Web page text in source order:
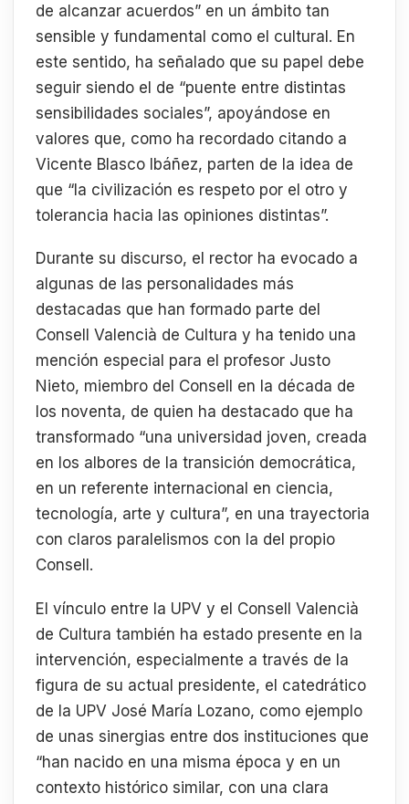
de alcanzar acuerdos” en un ámbito tan
sensible y fundamental como el cultural. En
este sentido, ha señalado que su papel debe
seguir siendo el de “puente entre distintas
sensibilidades sociales”, apoyándose en
valores que, como ha recordado citando a
Vicente Blasco Ibáñez, parten de la idea de
que “la civilización es respeto por el otro y
tolerancia hacia las opiniones distintas”.
Durante su discurso, el rector ha evocado a
algunas de las personalidades más
destacadas que han formado parte del
Consell Valencià de Cultura y ha tenido una
mención especial para el profesor Justo
Nieto, miembro del Consell en la década de
los noventa, de quien ha destacado que ha
transformado “una universidad joven, creada
en los albores de la transición democrática,
en un referente internacional en ciencia,
tecnología, arte y cultura”, en una trayectoria
con claros paralelismos con la del propio
Consell.
El vínculo entre la UPV y el Consell Valencià
de Cultura también ha estado presente en la
intervención, especialmente a través de la
figura de su actual presidente, el catedrático
de la UPV José María Lozano, como ejemplo
de unas sinergias entre dos instituciones que
“han nacido en una misma época y en un
contexto histórico similar, con una clara